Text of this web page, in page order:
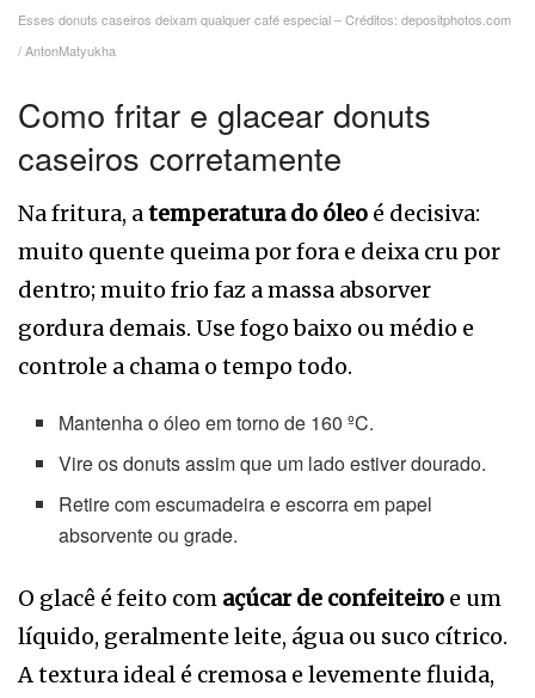
Esses donuts caseiros deixam qualquer café especial – Créditos: depositphotos.com
/ AntonMatyukha
Como fritar e glacear donuts
caseiros corretamente
Na fritura, atemperatura do óleo é decisiva:
muito quente queima por fora e deixa cru por
dentro; muito frio faz a massa absorver
gordura demais. Use fogo baixo ou médio e
controle a chama o tempo todo.
Mantenha o óleo em torno de 160 ºC.
Vire os donuts assim que um lado estiver dourado.
Retire com escumadeira e escorra em papel
absorvente ou grade.
O glacê é feito com açúcar de confeiteiro e um
líquido, geralmente leite, água ou suco cítrico.
A textura ideal é cremosa e levemente fluida,